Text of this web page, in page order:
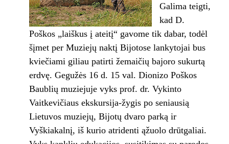
Galima teigti,
kad D.
Poškos „laiškus į ateitį“ gavome tik dabar, todėl
šįmet per Muziejų naktį Bijotose lankytojai bus
kviečiami giliau patirti žemaičių bajoro sukurtą
erdvę. Gegužės 16 d. 15 val. Dionizo Poškos
Baublių muziejuje vyks prof. dr. Vykinto
Vaitkevičiaus ekskursija-žygis po seniausią
Lietuvos muziejų, Bijotų dvaro parką ir
Vyškiakalnį, iš kurio atridenti ąžuolo drūtgaliai.